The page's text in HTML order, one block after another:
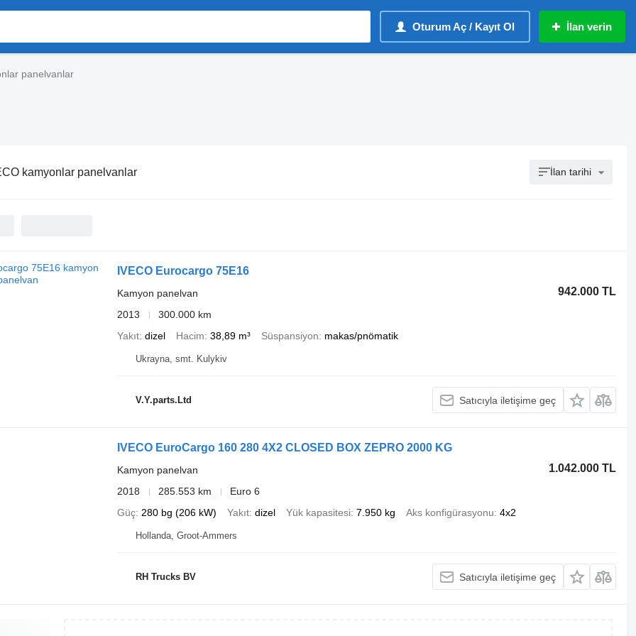
Oturum Aç / Kayıt Ol İlan verin
panelvanlar
kamyonlar panelvanlar İlan tarihi
IVECO Eurocargo 75E16
942.000 TL
Kamyon panelvan
2013
300.000 km
Yakıt dizel Hacim 38,89 m³ Süspansiyon makas/pnömatik
Ukrayna, smt. Kulykiv
V.Y.parts.Ltd Satıcıyla iletişime geç
IVECO EuroCargo 160 280 4X2 CLOSED BOX ZEPRO 2000 KG
1.042.000 TL
Kamyon panelvan
2018
285.553 km
Euro 6
Güç 280 bg (206 kW) Yakıt dizel Yük kapasitesi 7.950 kg Aks konfigürasyonu 4x2
Hollanda, Groot-Ammers
RH Trucks BV Satıcıyla iletişime geç